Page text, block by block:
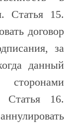
Статья 15.
договор
за
данный
Статья 16.